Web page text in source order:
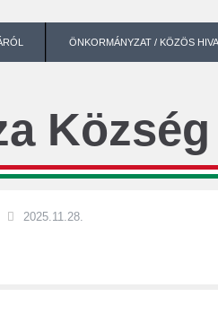
ÖNKORMÁNYZAT / KÖZÖS
2025.11.28.